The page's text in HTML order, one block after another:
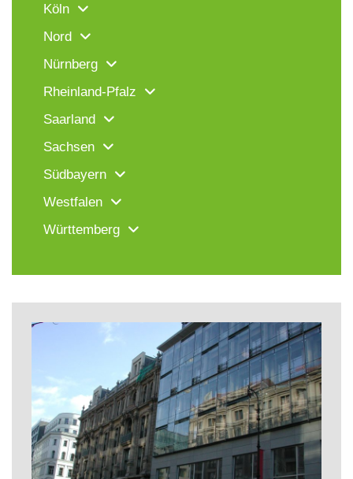
Köln
Nord
Nürnberg
Rheinland-Pfalz
Saarland
Sachsen
Südbayern
Westfalen
Württemberg